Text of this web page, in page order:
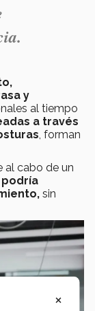
y
al tiempo
a través
, forman
al cabo de un
sin
×